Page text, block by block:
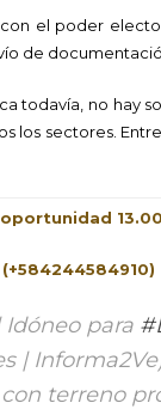
el poder
de
todavía, no hay
los sectores.
(+584244584910)
Idóneo para
|
terreno